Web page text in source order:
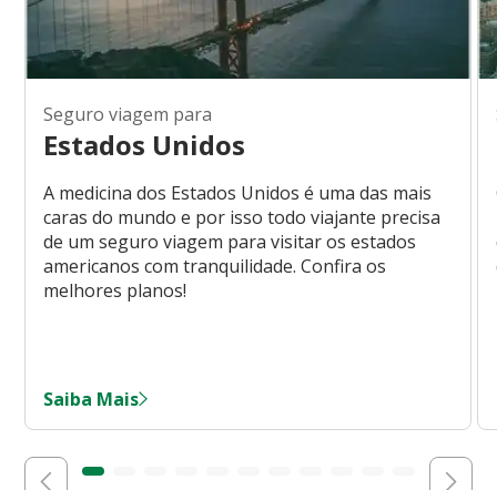
Seguro viagem para
Estados Unidos
A medicina dos Estados Unidos é uma das mais
caras do mundo e por isso todo viajante precisa
de um seguro viagem para visitar os estados
americanos com tranquilidade. Confira os
melhores planos!
Saiba Mais